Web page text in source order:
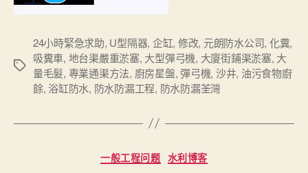
Tags
24小時緊急求助, U型隔器, 企缸, 修改, 元朗防水公司, 化糞,
吸糞車, 地台渠嚴重淤塞, 大型彈弓機, 大廈街鋪渠淤塞, 大
量毛髮, 專業通渠方法, 廚房星盤, 彈弓機, 沙井, 油污食物廚
餘, 浴缸防水, 防水防漏工程, 防水防漏荃灣
Categories
一般工程问题 水利博客